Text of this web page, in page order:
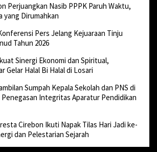
Perjuangkan Nasib PPPK Paruh Waktu,
yang Dirumahkan
Pers Jelang Kejuaraan Tinju
Tahun 2026
Sinergi Ekonomi dan Spiritual,
Gelar Halal Bi Halal di Losari
Sumpah Kepala Sekolah dan PNS di
Penegasan Integritas Aparatur Pendidikan
Cirebon Ikuti Napak Tilas Hari Jadi ke-
dan Pelestarian Sejarah